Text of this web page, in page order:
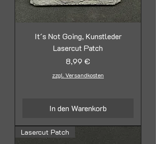
It´s Not Going, Kunstleder
Lasercut Patch
Preis
8,99 €
zzgl. Versandkosten
In den Warenkorb
Lasercut Patch